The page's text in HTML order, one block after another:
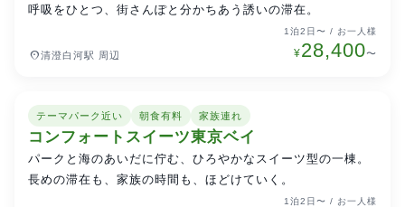
呼吸をひとつ、街さんぽと分かちあう誘いの滞在。
place清澄白河駅 周辺
1泊2日〜 / お一人様
¥28,400〜
テーマパーク近い 朝食有料 家族連れ
コンフォートスイーツ東京ベイ
パークと海のあいだに佇む、ひろやかなスイーツ型の一棟。
長めの滞在も、家族の時間も、ほどけていく。
1泊2日〜 / お一人様